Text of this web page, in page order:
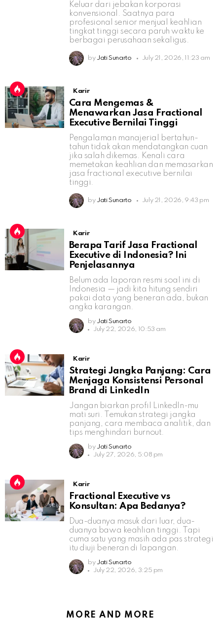
Keluar dari jebakan korporasi
konvensional. Saatnya para
profesional senior menjual keahlian
tingkat tinggi secara paruh waktu ke
berbagai perusahaan sekaligus.
by Jati Sunarto July 21, 2026, 11:23 am
Karir
Cara Mengemas &
Menawarkan Jasa Fractional
Executive Bernilai Tinggi
Pengalaman manajerial bertahun-
tahun tidak akan mendatangkan cuan
jika salah dikemas. Kenali cara
memetakan keahlian dan memasarkan
jasa fractional executive bernilai
tinggi.
by Jati Sunarto July 21, 2026, 9:43 pm
Karir
Berapa Tarif Jasa Fractional
Executive di Indonesia? Ini
Penjelasannya
Belum ada laporan resmi soal ini di
Indonesia — jadi kita hitung sendiri
pakai data yang beneran ada, bukan
angka karangan.
by Jati Sunarto
July 22, 2026, 10:53 am
Karir
Strategi Jangka Panjang: Cara
Menjaga Konsistensi Personal
Brand di LinkedIn
Jangan biarkan profil LinkedIn-mu
mati suri. Temukan strategi jangka
panjang, cara membaca analitik, dan
tips menghindari burnout.
by Jati Sunarto
July 27, 2026, 5:08 pm
Karir
Fractional Executive vs
Konsultan: Apa Bedanya?
Dua-duanya masuk dari luar, dua-
duanya bawa keahlian tinggi. Tapi
cuma satu yang masih ada pas strategi
itu diuji beneran di lapangan.
by Jati Sunarto
July 22, 2026, 3:25 pm
MORE AND MORE